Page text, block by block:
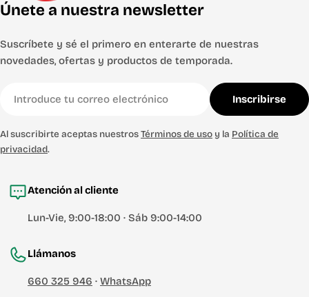
Únete a nuestra newsletter
Suscríbete y sé el primero en enterarte de nuestras
novedades, ofertas y productos de temporada.
electrónico
Inscribirse
Al suscribirte aceptas nuestrosTérminos de uso y la Política de
privacidad.
Atención al cliente
Lun-Vie, 9:00-18:00 · Sáb 9:00-14:00
Llámanos
660 325 946 · WhatsApp